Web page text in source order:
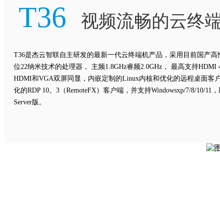
T36 视频流畅的云终
T36是杰云智联自主研发的最新一代云终端机产品，采用目前国产高
位22纳米技术的处理器， 主频1.8GHz睿频2.0GHz， 最高支持HDMI
HDMI和VGA双屏同显，内嵌定制的Linux内核和优化的远程桌面客
化的RDP 10。3（RemoteFX）客户端，并支持Windowsxp/7/8/10/11
Server版。